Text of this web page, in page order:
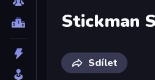
Stickman
Sdílet